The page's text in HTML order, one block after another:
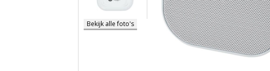
Bekijk alle foto's